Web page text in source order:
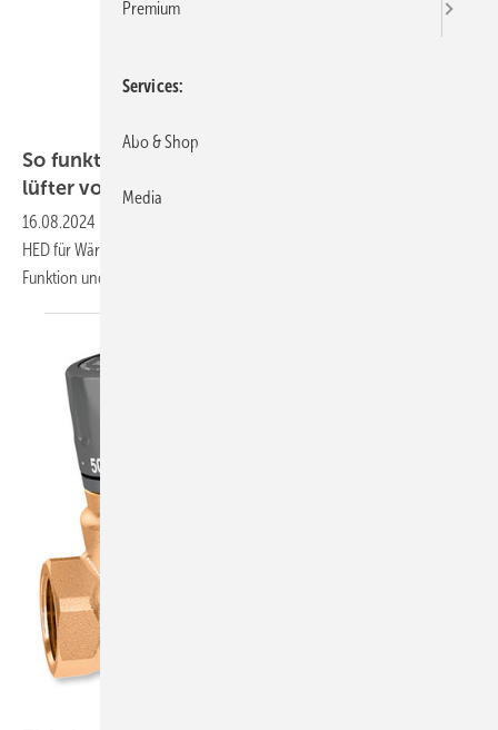
So funktioniert der neue Hoch­effizienz­ent­
lüfter von
Caleffi
16.08.2024
HED für Wärmepumpen-Anlagen zeigt Caleffi alles Wichtige zu
Funktion und
Premium
Services
Abo & Shop
Media